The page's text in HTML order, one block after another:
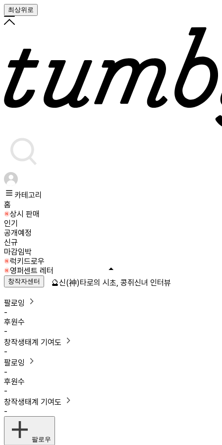
최상위로
카테고리
홈
상시 판매
인기
공개예정
신규
마감임박
럭키드로우
영퍼센트 레터
창작자센터
팔로잉
-
후원수
-
창작생태계 기여도
-
팔로잉
-
후원수
-
창작생태계 기여도
-
팔로우
🔮신(神)타로의 시초, 콩쥐신녀 인터뷰